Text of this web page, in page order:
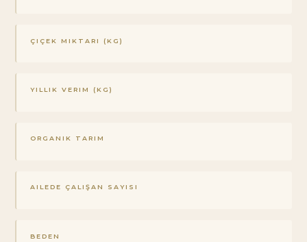
ÇIÇEK MIKTARI (KG)
YILLIK VERIM (KG)
ORGANIK TARIM
AILEDE ÇALIŞAN SAYISI
BEDEN